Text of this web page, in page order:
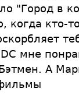
"Город в
когда кто-
мне
А